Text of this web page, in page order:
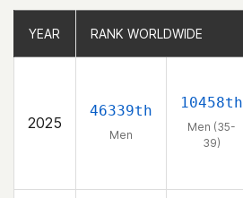
YEAR RANK WORLDWIDE
2025
46339th
Men
10458th
Men (35-
39)
YEAR RANK WORLDWIDE